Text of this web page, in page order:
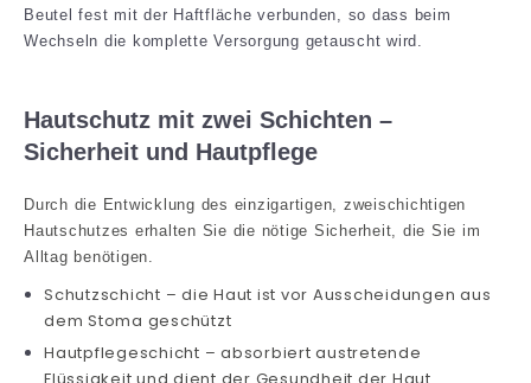
Beutel fest mit der Haftfläche verbunden, so dass beim
Wechseln die komplette Versorgung getauscht wird.
Hautschutz mit zwei Schichten –
Sicherheit und Hautpflege
Durch die Entwicklung des einzigartigen, zweischichtigen
Hautschutzes erhalten Sie die nötige Sicherheit, die Sie im
Alltag benötigen.
Schutzschicht – die Haut ist vor Ausscheidungen aus
dem Stoma geschützt
Hautpflegeschicht – absorbiert austretende